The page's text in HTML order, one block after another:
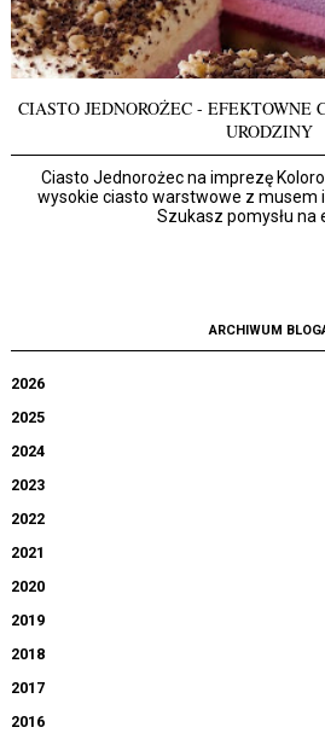
CIASTO JEDNOROŻEC - EFEKTOWNE
URODZINY
Ciasto Jednorożec na imprezę
wysokie ciasto warstwowe z musem
Szukasz pomysłu na
ARCHIWUM
2026
2025
2024
2023
2022
2021
2020
2019
2018
2017
2016